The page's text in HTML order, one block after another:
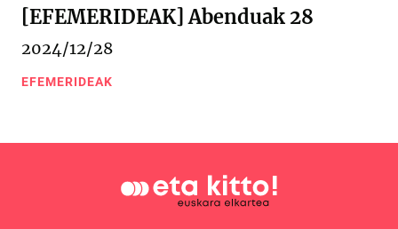
[EFEMERIDEAK] Abenduak 28
2024/12/28
EFEMERIDEAK